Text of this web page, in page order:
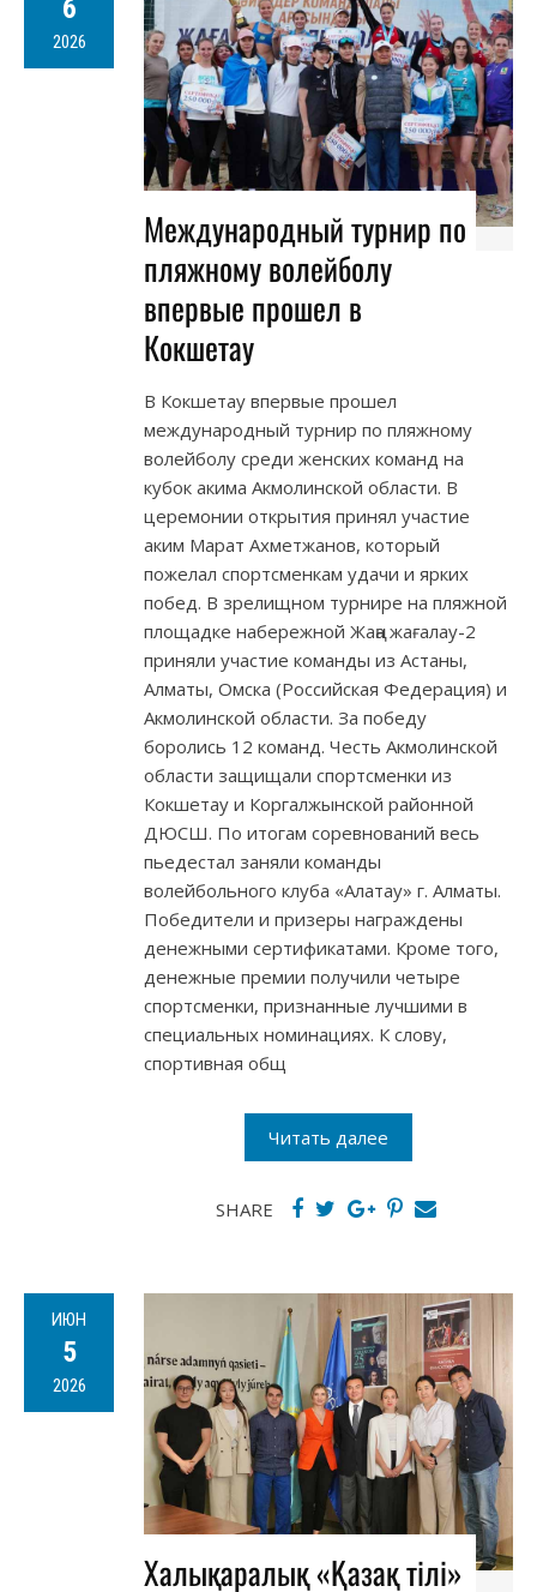
6
2026
Международный турнир по
пляжному волейболу
впервые прошел в
Кокшетау
В Кокшетау впервые прошел
международный турнир по пляжному
волейболу среди женских команд на
кубок акима Акмолинской области. В
церемонии открытия принял участие
аким Марат Ахметжанов, который
пожелал спортсменкам удачи и ярких
побед. В зрелищном турнире на пляжной
площадке набережной Жаңа жағалау-2
приняли участие команды из Астаны,
Алматы, Омска (Российская Федерация) и
Акмолинской области. За победу
боролись 12 команд. Честь Акмолинской
области защищали спортсменки из
Кокшетау и Коргалжынской районной
ДЮСШ. По итогам соревнований весь
пьедестал заняли команды
волейбольного клуба «Алатау» г. Алматы.
Победители и призеры награждены
денежными сертификатами. Кроме того,
денежные премии получили четыре
спортсменки, признанные лучшими в
специальных номинациях. К слову,
спортивная общ
Читать далее
SHARE
ИЮН
5
2026
Халықаралық «Қазақ тілі»